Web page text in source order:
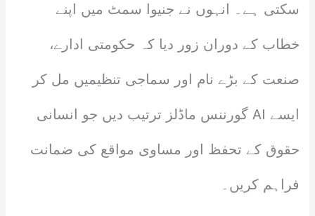
سکتی ہے۔ انہوں نے جنیوا سمٹ میں اپنے
خطاب کے دوران زور دیا کہ حکومتی ادارے،
صنعت کے بڑے نام اور سماجی تنظیمیں مل کر
ایسے AI گورننس ماڈلز ترتیب دیں جو انسانی
حقوق کے تحفظ اور مساوی مواقع کی ضمانت
فراہم کریں۔